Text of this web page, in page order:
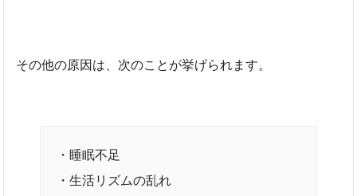
その他の原因は、次のことが挙げられます。
・睡眠不足
・生活リズムの乱れ